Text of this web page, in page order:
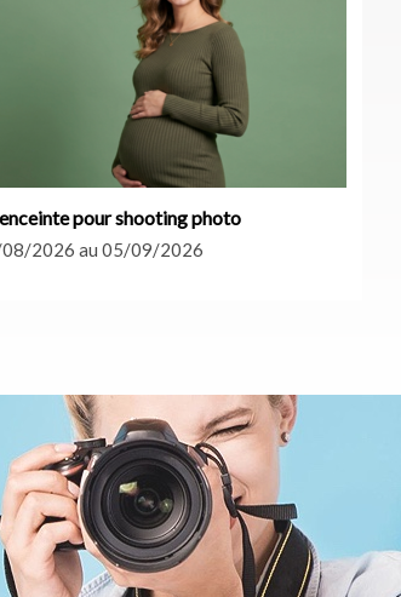
pour shooting photo
2026 au 05/09/2026